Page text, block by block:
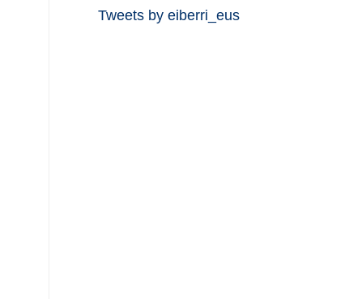
Tweets by eiberri_eus